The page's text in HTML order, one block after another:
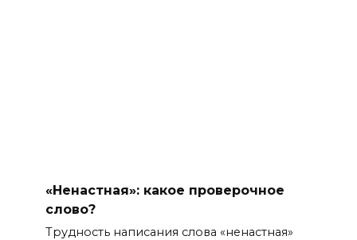
«Ненастная»: какое проверочное
слово?
Трудность написания слова «ненастная»